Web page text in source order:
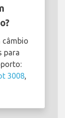
câmbio
para
3008,